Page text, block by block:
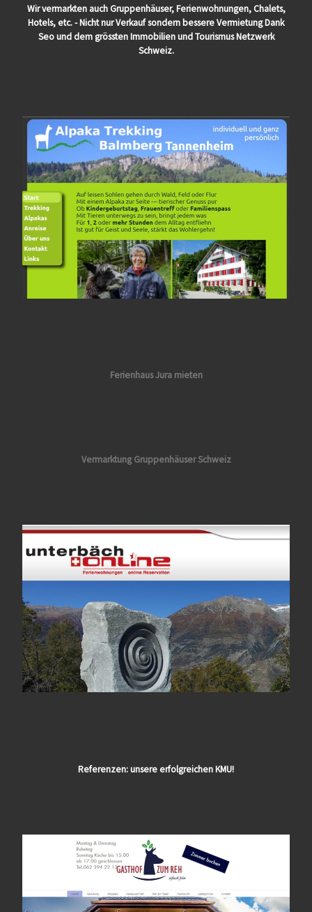
Wir vermarkten auch Gruppenhäuser, Ferienwohnungen, Chalets,
Hotels, etc. - Nicht nur Verkauf sondern bessere Vermietung Dank
Seo und dem grössten Immobilien und Tourismus Netzwerk
Schweiz.
Ferienhaus Jura mieten
Vermarktung Gruppenhäuser Schweiz
Referenzen: unsere erfolgreichen KMU!